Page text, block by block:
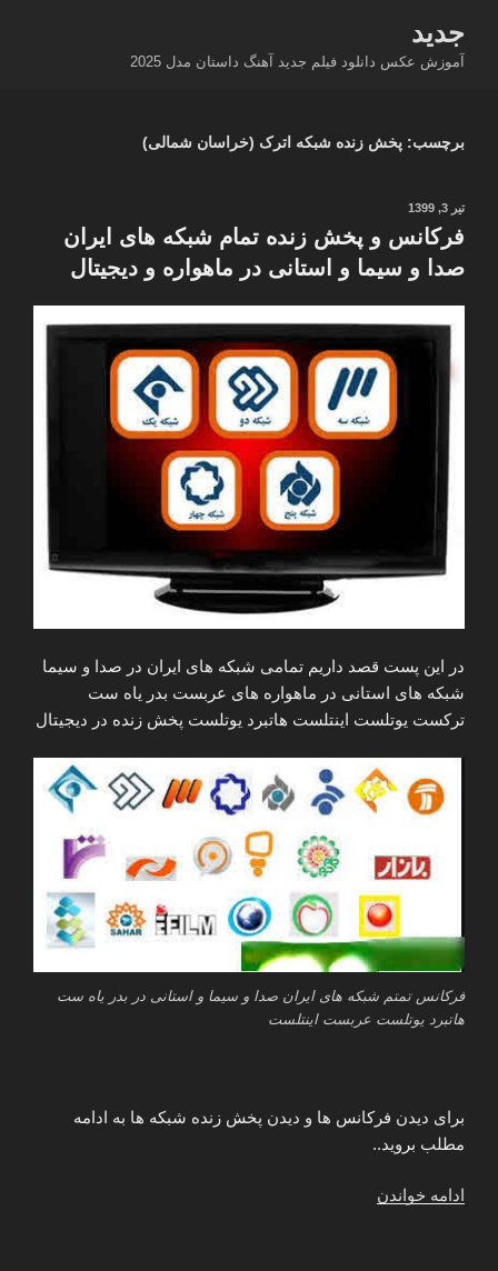
محتوا
جدید
آموزش عکس دانلود فیلم جدید آهنگ داستان مدل 2025
برچسب: پخش زنده شبکه اترک (خراسان شمالی)
نوشته‌شده
در
تیر 3, 1399
فرکانس و پخش زنده تمام شبکه های ایران
صدا و سیما و استانی در ماهواره و دیجیتال
در این پست قصد داریم تمامی شبکه های ایران در صدا و سیما
شبکه های استانی در ماهواره های عربست بدر یاه ست
ترکست یوتلست اینتلست هاتبرد یوتلست پخش زنده در دیجیتال
فرکانس تمتم شبکه های ایران صدا و سیما و استانی در بدر یاه ست
هاتبرد یوتلست عربست اینتلست
برای دیدن فرکانس ها و دیدن پخش زنده شبکه ها به ادامه
مطلب بروید..
ادامه خواندن